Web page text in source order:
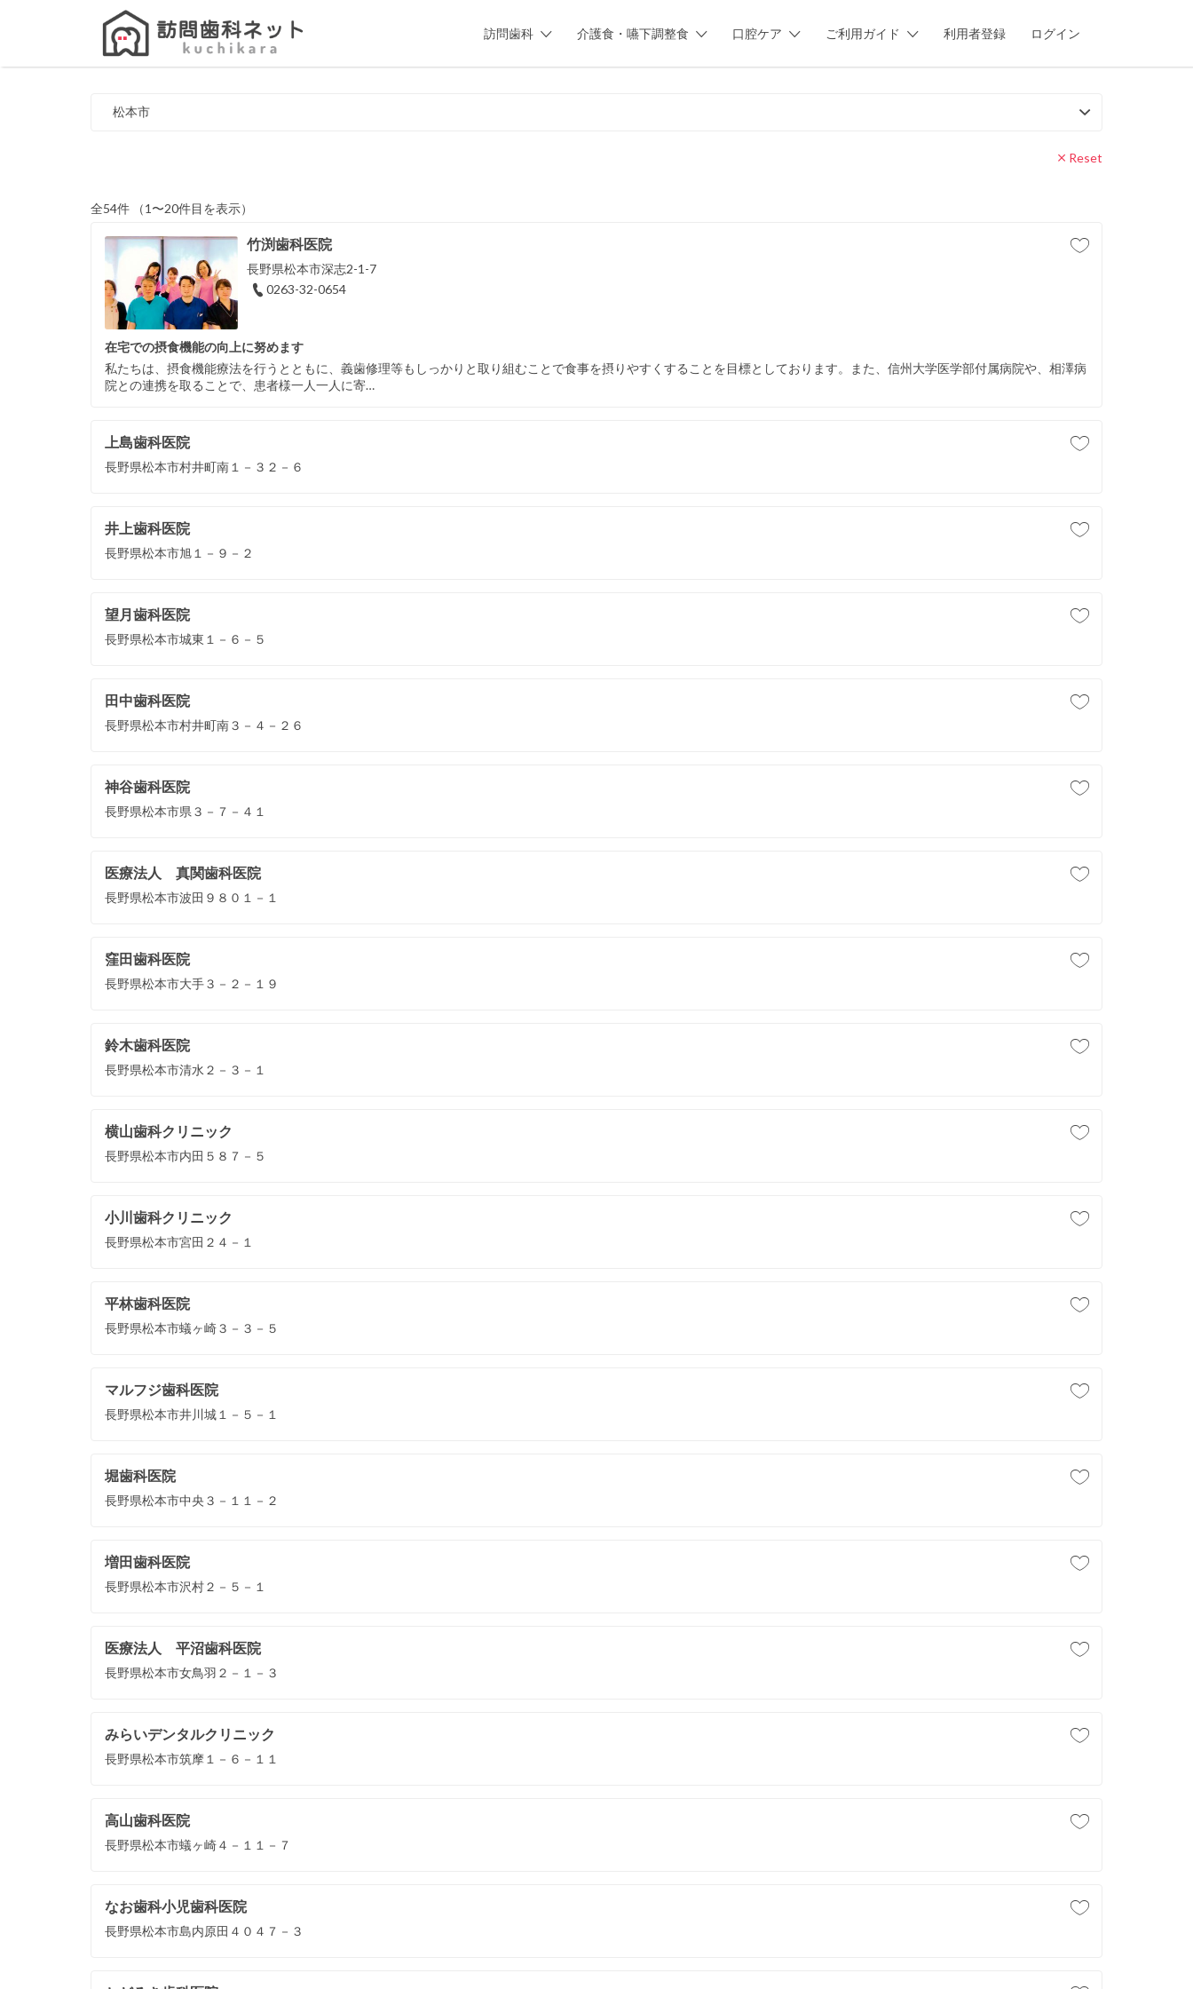
訪問歯科 介護食・嚥下調整食 口腔ケア ご利用ガイド 利用者登録 ログイン
Search
松本市
Reset
全54件 （1〜20件目を表示）
竹渕歯科医院
長野県松本市深志2-1-7
0263-32-0654
在宅での摂食機能の向上に努めます
私たちは、摂食機能療法を行うとともに、義歯修理等もしっかりと取り組むことで食事を摂りやすくすることを目標としております。また、信州大学医学部付属病院や、相澤病
院との連携を取ることで、患者様一人一人に寄…
上島歯科医院
長野県松本市村井町南１－３２－６
井上歯科医院
長野県松本市旭１－９－２
望月歯科医院
長野県松本市城東１－６－５
田中歯科医院
長野県松本市村井町南３－４－２６
神谷歯科医院
長野県松本市県３－７－４１
医療法人 真関歯科医院
長野県松本市波田９８０１－１
窪田歯科医院
長野県松本市大手３－２－１９
鈴木歯科医院
長野県松本市清水２－３－１
横山歯科クリニック
長野県松本市内田５８７－５
小川歯科クリニック
長野県松本市宮田２４－１
平林歯科医院
長野県松本市蟻ヶ崎３－３－５
マルフジ歯科医院
長野県松本市井川城１－５－１
堀歯科医院
長野県松本市中央３－１１－２
増田歯科医院
長野県松本市沢村２－５－１
医療法人 平沼歯科医院
長野県松本市女鳥羽２－１－３
みらいデンタルクリニック
長野県松本市筑摩１－６－１１
高山歯科医院
長野県松本市蟻ヶ崎４－１１－７
なお歯科小児歯科医院
長野県松本市島内原田４０４７－３